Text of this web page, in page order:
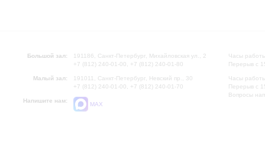
Большой зал:
191186, Санкт-Петербург, Михайловская ул., 2
+7 (812) 240-01-00, +7 (812) 240-01-80
Малый зал:
191011, Санкт-Петербург, Невский пр., 30
+7 (812) 240-01-00, +7 (812) 240-01-70
Напишите нам:
MAX
Часы
Перерыв с
Часы
Перерыв с
Вопросы